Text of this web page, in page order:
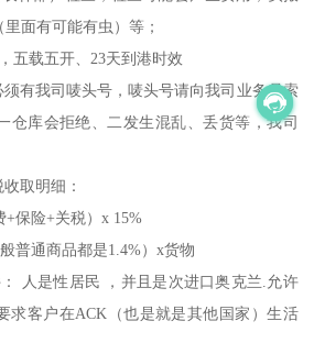
面有可能有虫）等；
五载五开、23天到港时效
有我司唛头号，唛头号请向我司业务员索
仓库会拒绝、二发生混乱、丢货等，我司
取明细：
+保险+关税）x 15%
普通商品都是1.4%）x货物
人是性居民 ，并且是次进口奥克兰.允许
求客户在ACK（也是就是其他国家）生活